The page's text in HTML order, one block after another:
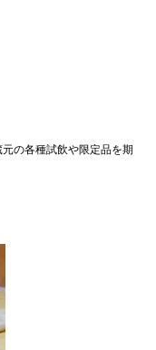
の各種試飲や限定品を期